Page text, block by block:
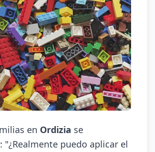
en Ordizia se
"¿Realmente puedo aplicar el